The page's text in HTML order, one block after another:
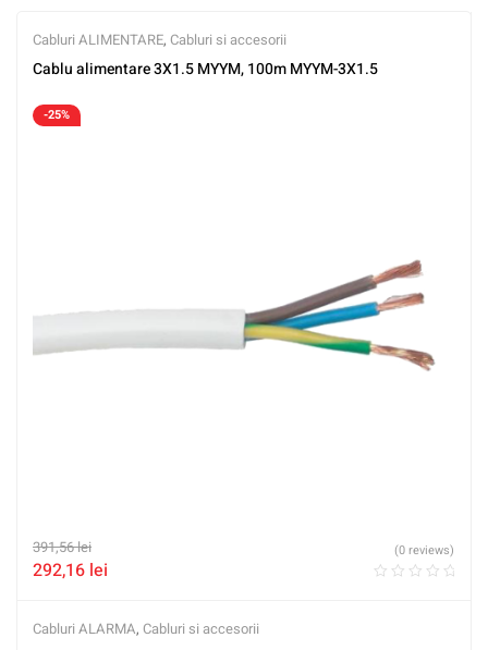
Cabluri ALIMENTARE, Cabluri si accesorii
Cablu alimentare 3X1.5 MYYM, 100m MYYM-3X1.5
-25%
391,56lei
292,16 lei
(0 reviews)
Cabluri ALARMA, Cabluri si accesorii